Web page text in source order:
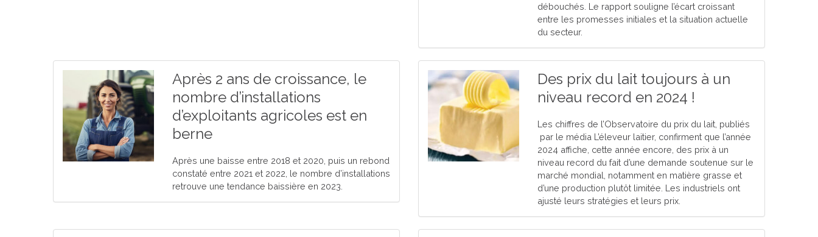
débouchés. Le rapport souligne l’écart croissant
entre les promesses initiales et la situation actuelle
du secteur.
Après 2 ans de croissance, le
nombre d’installations
d’exploitants agricoles est en
berne
Après une baisse entre 2018 et 2020, puis un rebond
constaté entre 2021 et 2022, le nombre d’installations
retrouve une tendance baissière en 2023.
Des prix du lait toujours à un
niveau record en 2024 !
Les chiffres de l’Observatoire du prix du lait, publiés
par le média L’éleveur laitier, confirment que l’année
2024 affiche, cette année encore, des prix à un
niveau record du fait d’une demande soutenue sur le
marché mondial, notamment en matière grasse et
d’une production plutôt limitée. Les industriels ont
ajusté leurs stratégies et leurs prix.